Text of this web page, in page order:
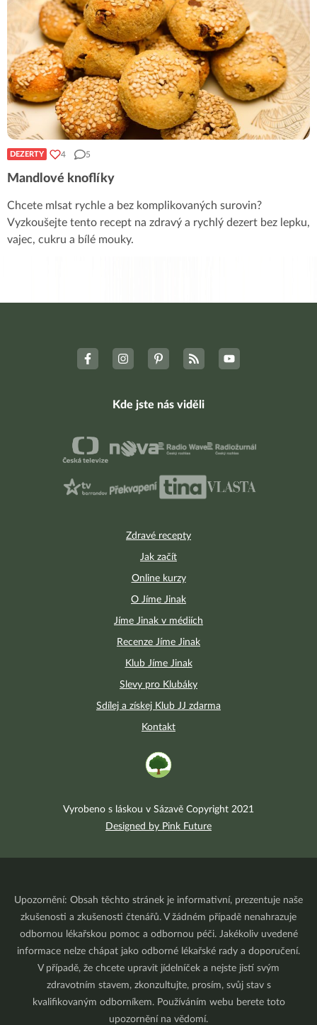
DEZERTY 4 5
Mandlové knoflíky
Chcete mlsat rychle a bez komplikovaných surovin?
Vyzkoušejte tento recept na zdravý a rychlý dezert bez lepku,
vajec, cukru a bílé mouky.
Zdravé recepty
Jak začít
Online kurzy
O Jíme Jinak
Jíme Jinak v médiích
Recenze Jíme Jinak
Klub Jíme Jinak
Slevy pro Klubáky
Sdílej a získej Klub JJ zdarma
Kontakt
Kde jste nás viděli
Vyrobeno s láskou v Sázavě Copyright 2021
Designed by Pink Future
Upozornění: Obsah těchto stránek je informativní, prezentuje naše
zkušenosti a zkušenosti čtenářů. V žádném případě nenahrazuje
odbornou lékařskou pomoc a odbornou péči. Jakékoliv uvedené
informace nelze chápat jako odborné lékařské rady a doporučení.
V případě, že chcete upravit jídelníček a nejste jistí svým
zdravotním stavem, zkonzultujte, prosím, svůj stav s
kvalifikovaným odborníkem. Používáním webu berete toto
upozornění na vědomí.